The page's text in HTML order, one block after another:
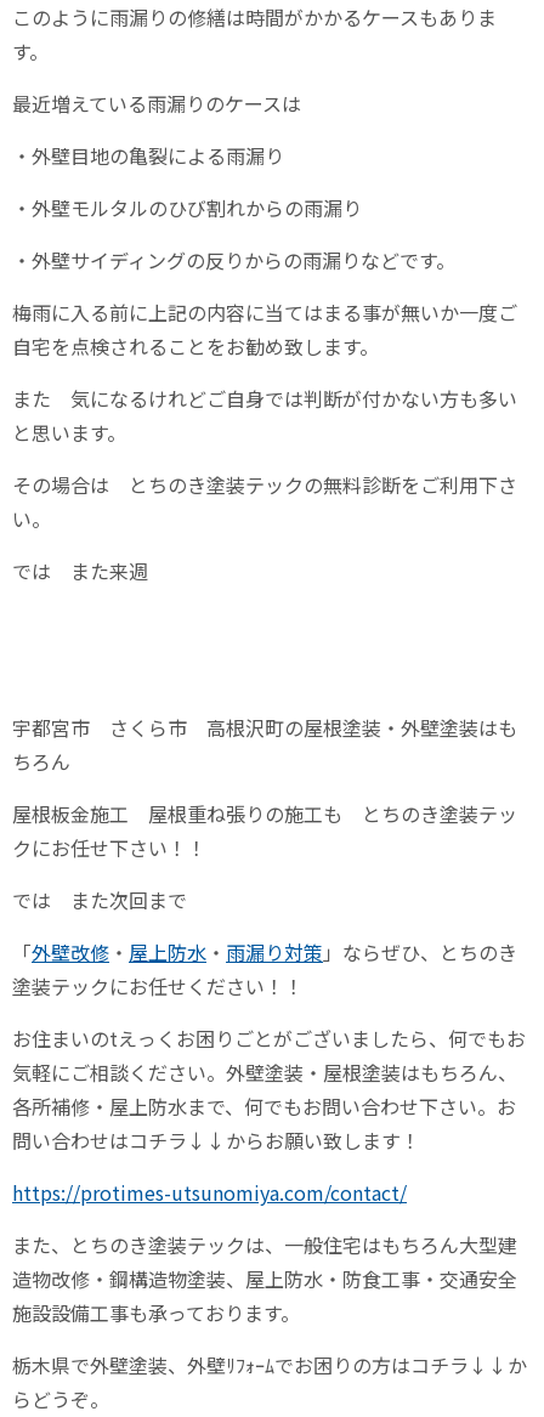
このように雨漏りの修繕は時間がかかるケースもありま
す。
最近増えている雨漏りのケースは
・外壁目地の亀裂による雨漏り
・外壁モルタルのひび割れからの雨漏り
・外壁サイディングの反りからの雨漏りなどです。
梅雨に入る前に上記の内容に当てはまる事が無いか一度ご
自宅を点検されることをお勧め致します。
また 気になるけれどご自身では判断が付かない方も多い
と思います。
その場合は とちのき塗装テックの無料診断をご利用下さ
い。
では また来週
宇都宮市 さくら市 高根沢町の屋根塗装・外壁塗装はも
ちろん
屋根板金施工 屋根重ね張りの施工も とちのき塗装テッ
クにお任せ下さい！！
では また次回まで
「外壁改修 ・ 屋上防水 ・ 雨漏り対策 」ならぜひ、とちのき
塗装テックにお任せください！！
お住まいのtえっくお困りごとがございましたら、何でもお
気軽にご相談ください。外壁塗装・屋根塗装はもちろん、
各所補修・屋上防水まで、何でもお問い合わせ下さい。お
問い合わせはコチラ↓↓からお願い致します！
https://protimes-utsunomiya.com/contact/
また、とちのき塗装テックは、一般住宅はもちろん大型建
造物改修・鋼構造物塗装、屋上防水・防食工事・交通安全
施設設備工事も承っております。
栃木県で外壁塗装、外壁ﾘﾌｫｰﾑでお困りの方はコチラ↓↓か
らどうぞ。